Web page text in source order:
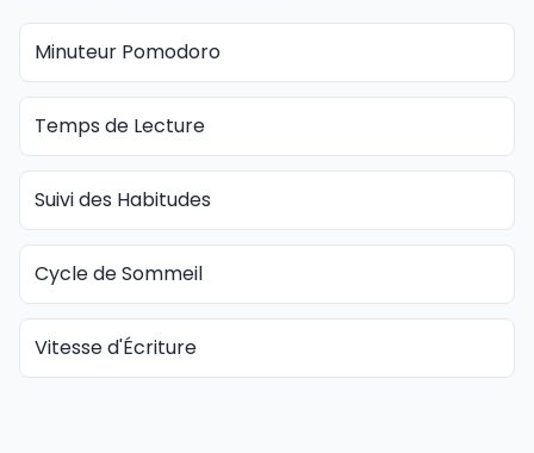
Minuteur Pomodoro
Temps de Lecture
Suivi des Habitudes
Cycle de Sommeil
Vitesse d'Écriture